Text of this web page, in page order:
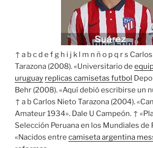
↑ a b c d e f g h i j k l m n ñ o p q r s
Tarazona (2008). «Universitario de
uruguay replicas camisetas futbol
Behr (2008). «Aquí debió escribirse un
↑ a b Carlos Nieto Tarazona (2004).
Amateur 1934». Dale U Campeón. ↑
Selección Peruana en los Mundiales de
«Nacidos entre camiseta argentina